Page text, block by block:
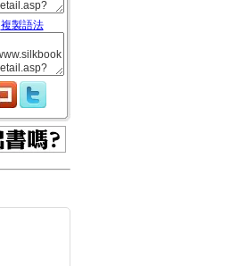
複製語法